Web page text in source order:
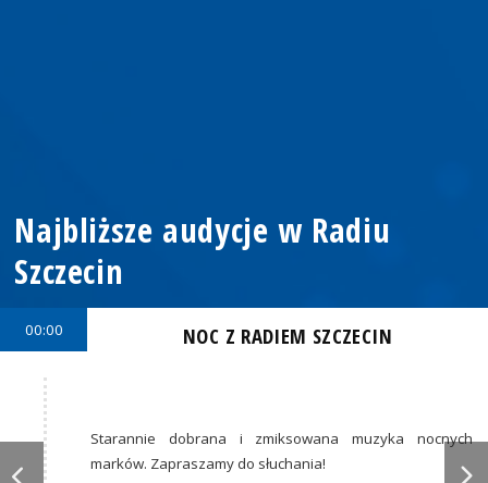
Najbliższe audycje w Radiu
Szczecin
00:00 NOC Z RADIEM SZCZECIN
Starannie dobrana i zmiksowana muzyka nocnych
marków. Zapraszamy do słuchania!